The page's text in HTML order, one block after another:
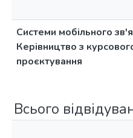
Системи мобільного
Керівництво з
проєктування
Всього